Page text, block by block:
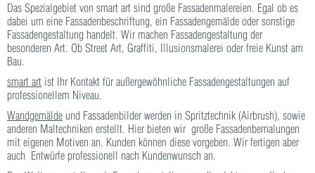
Das Spezialgebiet von smart art sind große Fassadenmalereien. Egal ob es
dabei um eine Fassadenbeschriftung, ein Fassadengemälde oder sonstige
Fassadengestaltung handelt. Wir machen Fassadengestaltung der
besonderen Art. Ob Street Art, Graffiti, Illusionsmalerei oder freie Kunst am
Bau.
smart art ist Ihr Kontakt für außergewöhnliche Fassadengestaltungen auf
professionellem Niveau.
Wandgemälde und Fassadenbilder werden in Spritztechnik (Airbrush), sowie
anderen Maltechniken erstellt. Hier bieten wir große Fassadenbemalungen
mit eigenen Motiven an. Kunden können diese vorgeben. Wir fertigen aber
auch Entwürfe professionell nach Kundenwunsch an.